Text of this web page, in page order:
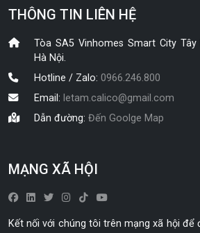
THÔNG TIN LIÊN HỆ
Tòa SA5 Vinhomes Smart City
Hà Nội.
Hotline / Zalo:0966.246.800
Email: letam.calico@gmail.com
Dẫn đường:Đến Goolge Map
MẠNG XÃ HỘI
Kết nối với chúng tôi trên mạng xã hội